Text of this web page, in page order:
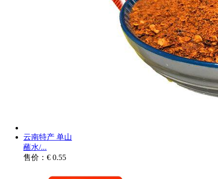
云南特产 单山
蘸水/...
售价：€ 0.55